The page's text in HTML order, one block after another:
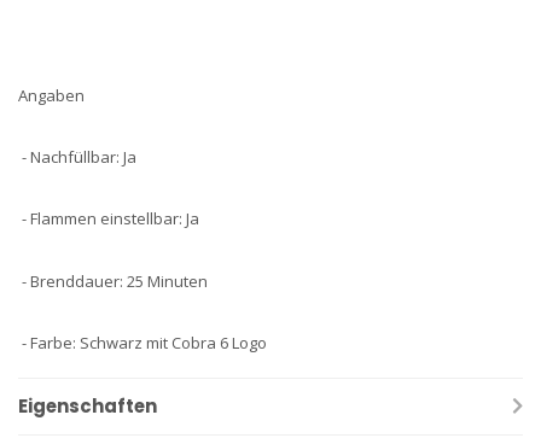
Angaben
- Nachfüllbar: Ja
- Flammen einstellbar: Ja
- Brenddauer: 25 Minuten
- Farbe: Schwarz mit Cobra 6 Logo
Eigenschaften